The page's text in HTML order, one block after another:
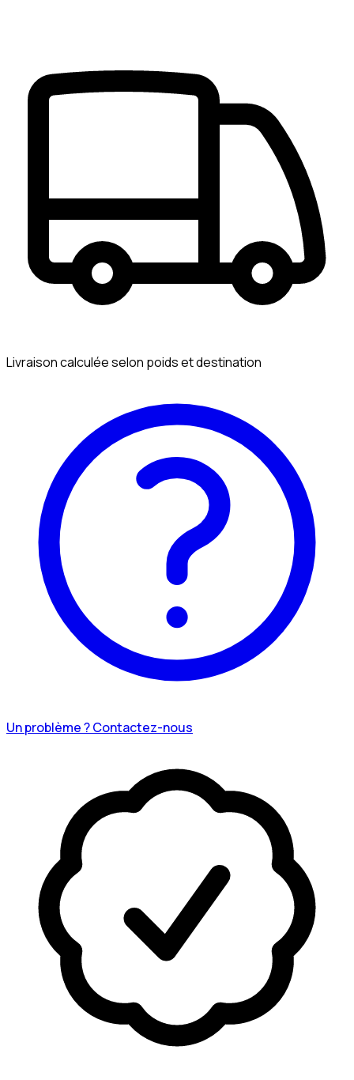
Livraison calculée selon poids et destination
Un problème ? Contactez-nous